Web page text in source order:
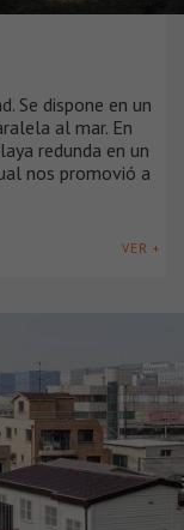
Se dispone en un
al mar. En
redunda en un
nos promovió a
VER +